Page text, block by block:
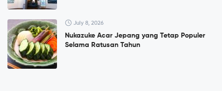
July 8, 2026
Nukazuke Acar Jepang yang Tetap Populer
Selama Ratusan Tahun